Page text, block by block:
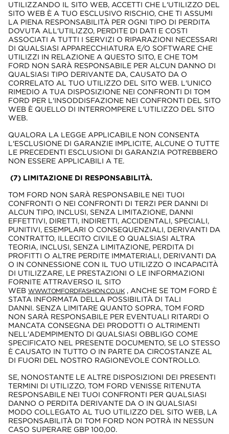
UTILIZZANDO IL SITO WEB, ACCETTI CHE L'UTILIZZO DEL
SITO WEB È A TUO ESCLUSIVO RISCHIO, CHE TI ASSUMI
LA PIENA RESPONSABILITÀ PER OGNI TIPO DI PERDITA
DOVUTA ALL'UTILIZZO, PERDITE DI DATI E COSTI
ASSOCIATI A TUTTI I SERVIZI O RIPARAZIONI NECESSARI
DI QUALSIASI APPARECCHIATURA E/O SOFTWARE CHE
UTILIZZI IN RELAZIONE A QUESTO SITO, E CHE TOM
FORD NON SARÀ RESPONSABILE PER ALCUN DANNO DI
QUALSIASI TIPO DERIVANTE DA, CAUSATO DA O
CORRELATO AL TUO UTILIZZO DEL SITO WEB. L'UNICO
RIMEDIO A TUA DISPOSIZIONE NEI CONFRONTI DI TOM
FORD PER L'INSODDISFAZIONE NEI CONFRONTI DEL SITO
WEB È QUELLO DI INTERROMPERE L'UTILIZZO DEL SITO
WEB.
QUALORA LA LEGGE APPLICABILE NON CONSENTA
L'ESCLUSIONE DI GARANZIE IMPLICITE, ALCUNE O TUTTE
LE PRECEDENTI ESCLUSIONI DI GARANZIA POTREBBERO
NON ESSERE APPLICABILI A TE.
(7) LIMITAZIONE DI RESPONSABILITÀ.
TOM FORD NON SARÀ RESPONSABILE NEI TUOI
CONFRONTI O NEI CONFRONTI DI TERZI PER DANNI DI
ALCUN TIPO, INCLUSI, SENZA LIMITAZIONE, DANNI
EFFETTIVI, DIRETTI, INDIRETTI, ACCIDENTALI, SPECIALI,
PUNITIVI, ESEMPLARI O CONSEQUENZIALI, DERIVANTI DA
CONTRATTO, ILLECITO CIVILE O QUALSIASI ALTRA
TEORIA, INCLUSI, SENZA LIMITAZIONE, PERDITA DI
PROFITTI O ALTRE PERDITE IMMATERIALI, DERIVANTI DA
O IN CONNESSIONE CON IL TUO UTILIZZO O INCAPACITÀ
DI UTILIZZARE, LE PRESTAZIONI O LE INFORMAZIONI
FORNITE ATTRAVERSO IL SITO
WEB WWW.TOMFORDFASHION.CO.UK , ANCHE SE TOM FORD È
STATA INFORMATA DELLA POSSIBILITÀ DI TALI
DANNI. SENZA LIMITARE QUANTO SOPRA, TOM FORD
NON SARÀ RESPONSABILE PER EVENTUALI RITARDI O
MANCATA CONSEGNA DEI PRODOTTI O ALTRIMENTI
NELL'ADEMPIMENTO DI QUALSIASI OBBLIGO COME
SPECIFICATO NEL PRESENTE DOCUMENTO, SE LO STESSO
È CAUSATO IN TUTTO O IN PARTE DA CIRCOSTANZE AL
DI FUORI DEL NOSTRO RAGIONEVOLE CONTROLLO.
SE, NONOSTANTE LE ALTRE DISPOSIZIONI DEI PRESENTI
TERMINI DI UTILIZZO, TOM FORD VENISSE RITENUTA
RESPONSABILE NEI TUOI CONFRONTI PER QUALSIASI
DANNO O PERDITA DERIVANTE DA O IN QUALSIASI
MODO COLLEGATO AL TUO UTILIZZO DEL SITO WEB, LA
RESPONSABILITÀ DI TOM FORD NON POTRÀ IN NESSUN
CASO SUPERARE GBP 100,00.